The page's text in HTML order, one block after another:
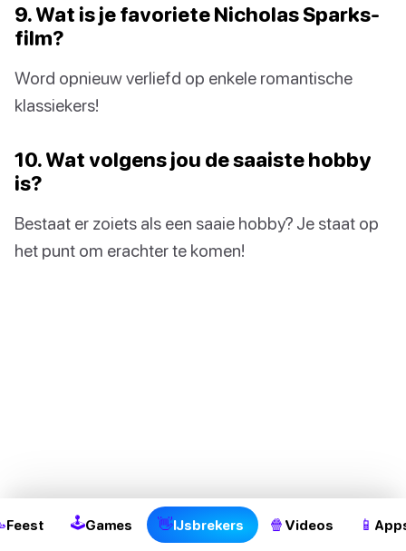
9. Wat is je favoriete Nicholas Sparks-
film?
Word opnieuw verliefd op enkele romantische
klassiekers!
10. Wat volgens jou de saaiste hobby
is?
Bestaat er zoiets als een saaie hobby? Je staat op
het punt om erachter te komen!
Feest 🕹Games 👋IJsbrekers 🍿 Videos 📱